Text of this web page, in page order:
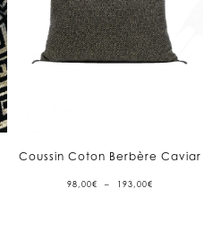
Coussin Coton Berbère Caviar
98,00€ – 193,00€PLAGE
DE